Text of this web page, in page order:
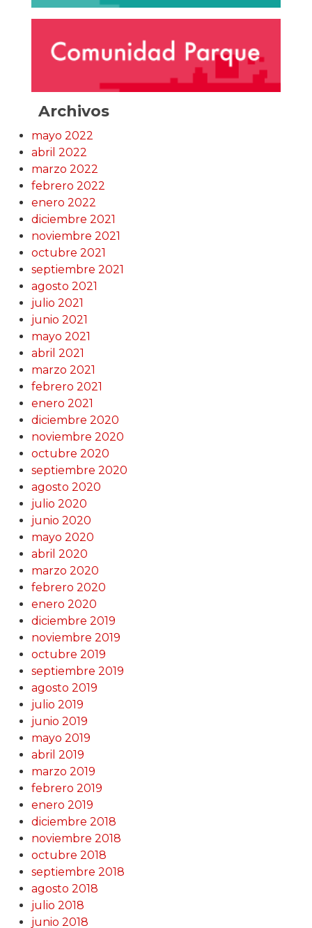
Archivos
mayo 2022
abril 2022
marzo 2022
febrero 2022
enero 2022
diciembre 2021
noviembre 2021
octubre 2021
septiembre 2021
agosto 2021
julio 2021
junio 2021
mayo 2021
abril 2021
marzo 2021
febrero 2021
enero 2021
diciembre 2020
noviembre 2020
octubre 2020
septiembre 2020
agosto 2020
julio 2020
junio 2020
mayo 2020
abril 2020
marzo 2020
febrero 2020
enero 2020
diciembre 2019
noviembre 2019
octubre 2019
septiembre 2019
agosto 2019
julio 2019
junio 2019
mayo 2019
abril 2019
marzo 2019
febrero 2019
enero 2019
diciembre 2018
noviembre 2018
octubre 2018
septiembre 2018
agosto 2018
julio 2018
junio 2018